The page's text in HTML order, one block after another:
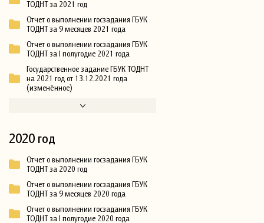
ТОДНТ за 2021 год
Отчет о выполнении госзадания ГБУК
ТОДНТ за 9 месяцев 2021 года
Отчет о выполнении госзадания ГБУК
ТОДНТ за I полугодие 2021 года
Государственное задание ГБУК ТОДНТ
на 2021 год от 13.12.2021 года
(изменённое)
2020 год
Отчет о выполнении госзадания ГБУК
ТОДНТ за 2020 год
Отчет о выполнении госзадания ГБУК
ТОДНТ за 9 месяцев 2020 года
Отчет о выполнении госзадания ГБУК
ТОДНТ за I полугодие 2020 года